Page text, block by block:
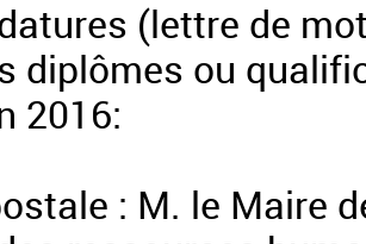
(lettre de
diplômes ou
2016:
: M. le Maire